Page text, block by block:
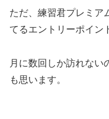
ただ、練習君プレミア
てるエントリーポイン
月に数回しか訪れない
も思います。